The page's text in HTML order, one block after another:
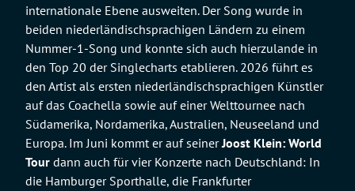
internationale Ebene ausweiten. Der Song wurde in
beiden niederländischsprachigen Ländern zu einem
Nummer-1-Song und konnte sich auch hierzulande in
den Top 20 der Singlecharts etablieren. 2026 führt es
den Artist als ersten niederländischsprachigen Künstler
auf das Coachella sowie auf einer Welttournee nach
Südamerika, Nordamerika, Australien, Neuseeland und
Europa. Im Juni kommt er auf seinerJoost Klein: World
Tour dann auch für vier Konzerte nach Deutschland: In
die Hamburger Sporthalle, die Frankfurter